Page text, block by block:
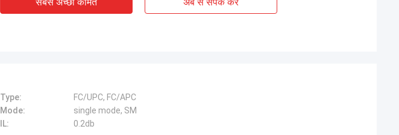
Type:
FC/UPC, FC/APC
Mode:
single mode, SM
IL:
0.2db